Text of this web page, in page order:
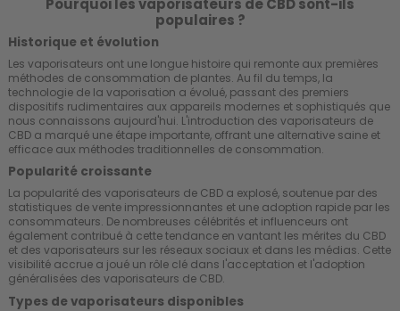
populaires ?
Historique et évolution
Les vaporisateurs ont une longue histoire qui remonte aux premières
méthodes de consommation de plantes. Au fil du temps, la
technologie de la vaporisation a évolué, passant des premiers
dispositifs rudimentaires aux appareils modernes et sophistiqués que
nous connaissons aujourd'hui. L'introduction des vaporisateurs de
CBD a marqué une étape importante, offrant une alternative saine et
efficace aux méthodes traditionnelles de consommation.
Popularité croissante
La popularité des vaporisateurs de CBD a explosé, soutenue par des
statistiques de vente impressionnantes et une adoption rapide par les
consommateurs. De nombreuses célébrités et influenceurs ont
également contribué à cette tendance en vantant les mérites du CBD
et des vaporisateurs sur les réseaux sociaux et dans les médias. Cette
visibilité accrue a joué un rôle clé dans l'acceptation et l'adoption
généralisées des vaporisateurs de CBD.
Types de vaporisateurs disponibles